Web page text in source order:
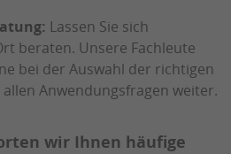
Lassen Sie sich
beraten. Unsere Fachleute
bei der Auswahl der richtigen
Anwendungsfragen weiter.
wir Ihnen häufige